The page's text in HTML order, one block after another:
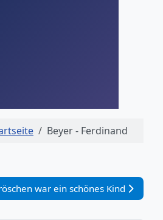
Beyer - Ferdinand
Beitrag: Dornröschen war ein
war ein schönes Kind